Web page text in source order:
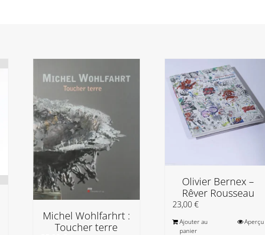
Michel Wohlfarhrt :
Toucher terre
Olivier Bernex –
Rêver Rousseau
23,00€
Ajouter au
panier
Aperçu